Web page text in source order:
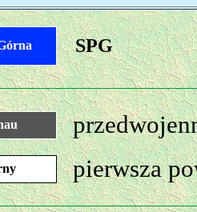
SPG
pierwsza